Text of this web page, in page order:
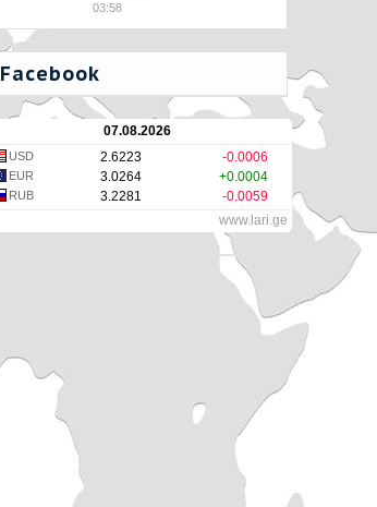
03:58
Facebook
07.08.2026
USD 2.6223 -0.0006
EUR 3.0264 +0.0004
RUB 3.2281
-0.0059
www.lari.ge